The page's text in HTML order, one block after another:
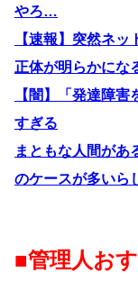
やろ…
【速報】突然ネ
正体が明らかにな
【闇】「発達障
すぎる
まともな人間があ
のケースが多いら
■管理人お